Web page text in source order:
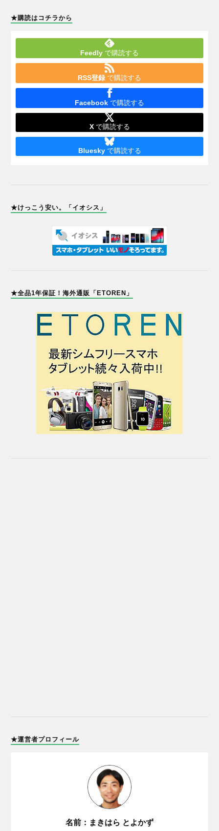
★購読はコチラから
Feedly で購読する
RSS登録 で購読する
Facebook で購読する
Xで購読する
Blueskyで購読する
★けっこう安い。「イオシス」
★全品1年保証！海外通販「ETOREN」
★運営者プロフィール
名前：まきはら とよかず